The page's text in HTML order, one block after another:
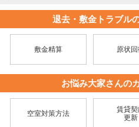
退去・敷金トラブル
敷金精算 原状回
お悩み大家さんの
空室対策方法
賃貸
更新